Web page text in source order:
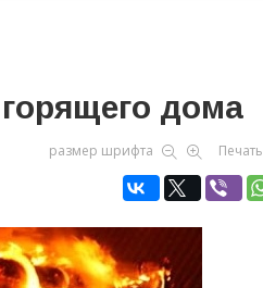
дома
размер шрифта Печать